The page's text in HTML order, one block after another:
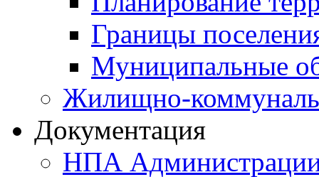
Границы
Муниципальные
Жилищно-
Документация
НПА